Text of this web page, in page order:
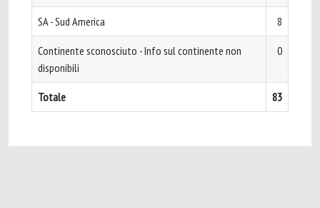
SA - Sud America 8
Continente sconosciuto - Info sul continente non
disponibili
0
Totale 83